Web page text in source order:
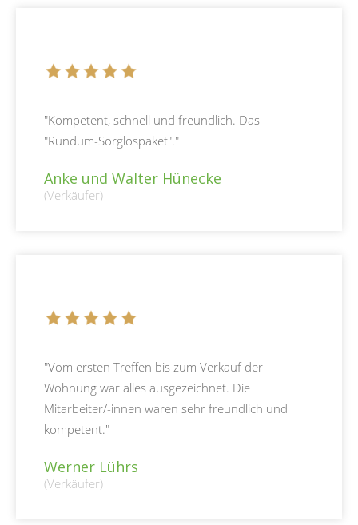
"Kompetent, schnell und freundlich. Das
"Rundum-Sorglospaket"."
Anke und Walter Hünecke
(Verkäufer)
"Vom ersten Treffen bis zum Verkauf der
Wohnung war alles ausgezeichnet. Die
Mitarbeiter/-innen waren sehr freundlich und
kompetent. "
Werner Lührs
(Verkäufer)